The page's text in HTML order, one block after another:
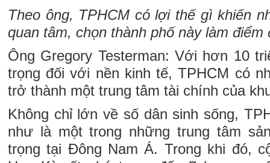
Theo ông, TPHCM có lợi thế gì khiến
quan tâm, chọn thành phố này làm điểm
Ông Gregory Testerman: Với hơn 10
trọng đối với nền kinh tế, TPHCM có
trở thành một trung tâm tài chính của
Không chỉ lớn về số dân sinh sống,
như là một trong những trung tâm
trọng tại Đông Nam Á. Trong khi đó,